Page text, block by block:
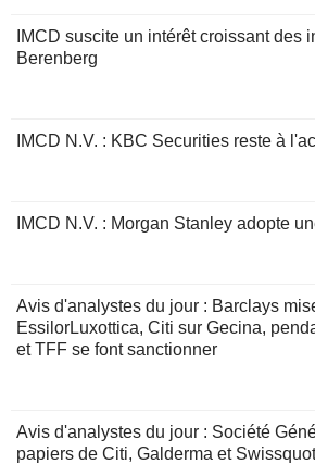
IMCD suscite un intérêt croissant des
Berenberg
IMCD N.V. : KBC Securities reste à
IMCD N.V. : Morgan Stanley adopte
Avis d'analystes du jour : Barclays
EssilorLuxottica, Citi sur Gecina,
et TFF se font sanctionner
Avis d'analystes du jour : Société
papiers de Citi, Galderma et